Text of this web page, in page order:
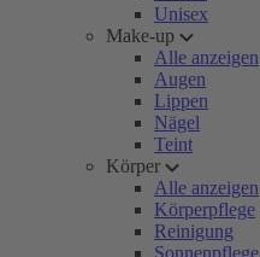
Unisex
Make-up
Alle anzeigen
Augen
Lippen
Nägel
Teint
Körper
Alle anzeigen
Körperpflege
Reinigung
Sonnenpflege